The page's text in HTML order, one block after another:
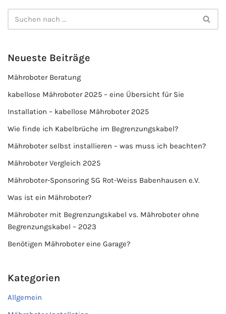
Neueste Beiträge
Mähroboter Beratung
kabellose Mähroboter 2025 – eine Übersicht für Sie
Installation – kabellose Mähroboter 2025
Wie finde ich Kabelbrüche im Begrenzungskabel?
Mähroboter selbst installieren – was muss ich beachten?
Mähroboter Vergleich 2025
Mähroboter-Sponsoring SG Rot-Weiss Babenhausen e.V.
Was ist ein Mähroboter?
Mähroboter mit Begrenzungskabel vs. Mähroboter ohne
Begrenzungskabel – 2023
Benötigen Mähroboter eine Garage?
Kategorien
Allgemein